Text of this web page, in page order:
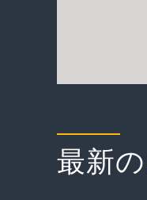
最新の